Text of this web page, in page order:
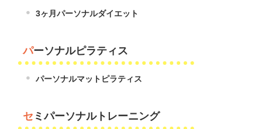
3ヶ月パーソナルダイエット
パーソナルピラティス
パーソナルマットピラティス
セミパーソナルトレーニング